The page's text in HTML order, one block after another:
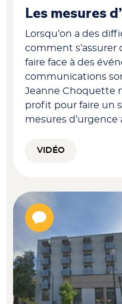
Les mesures
Lorsqu’on a des
comment s’assurer
faire face à des
communications
Jeanne Choquette
profit pour faire un
mesures d’urgence
VIDÉO